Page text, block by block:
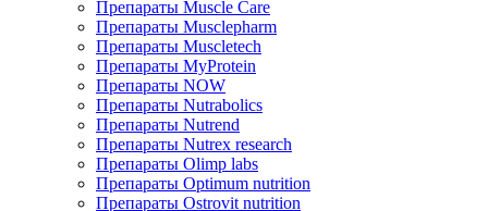
Препараты Muscle Care
Препараты Musclepharm
Препараты Muscletech
Препараты MyProtein
Препараты NOW
Препараты Nutrabolics
Препараты Nutrend
Препараты Nutrex research
Препараты Olimp labs
Препараты Optimum nutrition
Препараты Ostrovit nutrition